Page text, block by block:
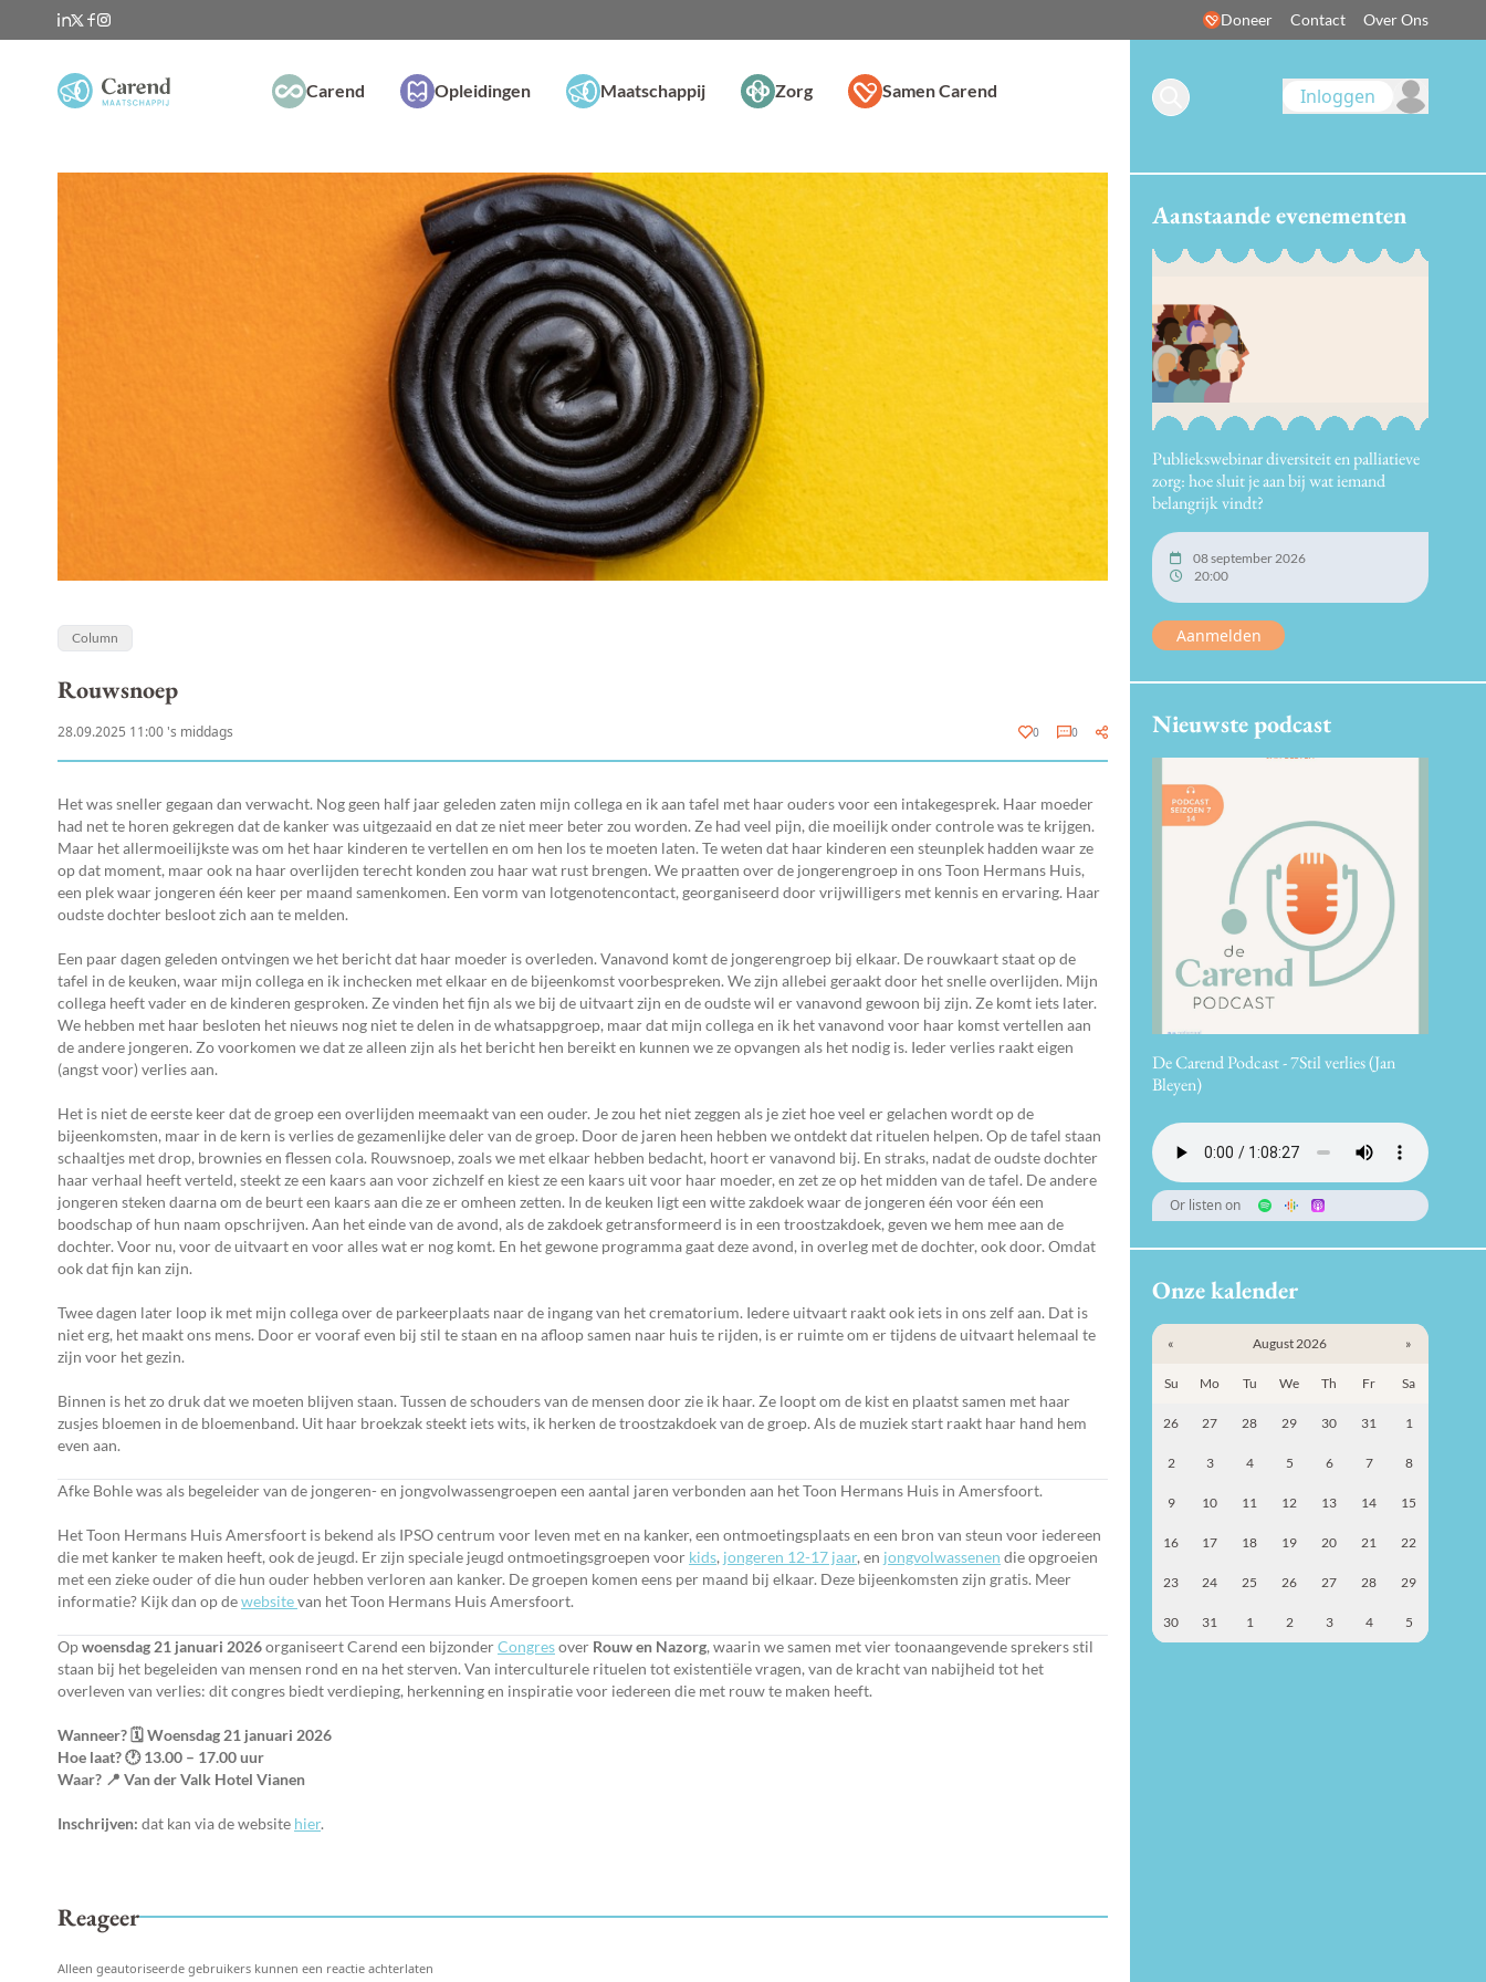
Doneer Contact Over Ons
Carend Opleidingen Maatschappij Zorg Samen Carend
Column
Rouwsnoep
28.09.2025 11:00 's middags 0 0
Het was sneller gegaan dan verwacht. Nog geen half jaar geleden zaten mijn collega en ik aan tafel met haar ouders voor een intakegesprek. Haar moeder
had net te horen gekregen dat de kanker was uitgezaaid en dat ze niet meer beter zou worden. Ze had veel pijn, die moeilijk onder controle was te krijgen.
Maar het allermoeilijkste was om het haar kinderen te vertellen en om hen los te moeten laten. Te weten dat haar kinderen een steunplek hadden waar ze
op dat moment, maar ook na haar overlijden terecht konden zou haar wat rust brengen. We praatten over de jongerengroep in ons Toon Hermans Huis,
een plek waar jongeren één keer per maand samenkomen. Een vorm van lotgenotencontact, georganiseerd door vrijwilligers met kennis en ervaring. Haar
oudste dochter besloot zich aan te melden.
Een paar dagen geleden ontvingen we het bericht dat haar moeder is overleden. Vanavond komt de jongerengroep bij elkaar. De rouwkaart staat op de
tafel in de keuken, waar mijn collega en ik inchecken met elkaar en de bijeenkomst voorbespreken. We zijn allebei geraakt door het snelle overlijden. Mijn
collega heeft vader en de kinderen gesproken. Ze vinden het fijn als we bij de uitvaart zijn en de oudste wil er vanavond gewoon bij zijn. Ze komt iets later.
We hebben met haar besloten het nieuws nog niet te delen in de whatsappgroep, maar dat mijn collega en ik het vanavond voor haar komst vertellen aan
de andere jongeren. Zo voorkomen we dat ze alleen zijn als het bericht hen bereikt en kunnen we ze opvangen als het nodig is. Ieder verlies raakt eigen
(angst voor) verlies aan.
Het is niet de eerste keer dat de groep een overlijden meemaakt van een ouder. Je zou het niet zeggen als je ziet hoe veel er gelachen wordt op de
bijeenkomsten, maar in de kern is verlies de gezamenlijke deler van de groep. Door de jaren heen hebben we ontdekt dat rituelen helpen. Op de tafel staan
schaaltjes met drop, brownies en flessen cola. Rouwsnoep, zoals we met elkaar hebben bedacht, hoort er vanavond bij. En straks, nadat de oudste dochter
haar verhaal heeft verteld, steekt ze een kaars aan voor zichzelf en kiest ze een kaars uit voor haar moeder, en zet ze op het midden van de tafel. De andere
jongeren steken daarna om de beurt een kaars aan die ze er omheen zetten. In de keuken ligt een witte zakdoek waar de jongeren één voor één een
boodschap of hun naam opschrijven. Aan het einde van de avond, als de zakdoek getransformeerd is in een troostzakdoek, geven we hem mee aan de
dochter. Voor nu, voor de uitvaart en voor alles wat er nog komt. En het gewone programma gaat deze avond, in overleg met de dochter, ook door. Omdat
ook dat fijn kan zijn.
Twee dagen later loop ik met mijn collega over de parkeerplaats naar de ingang van het crematorium. Iedere uitvaart raakt ook iets in ons zelf aan. Dat is
niet erg, het maakt ons mens. Door er vooraf even bij stil te staan en na afloop samen naar huis te rijden, is er ruimte om er tijdens de uitvaart helemaal te
zijn voor het gezin.
Binnen is het zo druk dat we moeten blijven staan. Tussen de schouders van de mensen door zie ik haar. Ze loopt om de kist en plaatst samen met haar
zusjes bloemen in de bloemenband. Uit haar broekzak steekt iets wits, ik herken de troostzakdoek van de groep. Als de muziek start raakt haar hand hem
even aan.
Afke Bohle was als begeleider van de jongeren- en jongvolwassengroepen een aantal jaren verbonden aan het Toon Hermans Huis in Amersfoort.
Het Toon Hermans Huis Amersfoort is bekend als IPSO centrum voor leven met en na kanker, een ontmoetingsplaats en een bron van steun voor iedereen
die met kanker te maken heeft, ook de jeugd. Er zijn speciale jeugd ontmoetingsgroepen voor kids, jongeren 12-17 jaar, en jongvolwassenen die opgroeien
met een zieke ouder of die hun ouder hebben verloren aan kanker. De groepen komen eens per maand bij elkaar. Deze bijeenkomsten zijn gratis. Meer
informatie? Kijk dan op dewebsitevan het Toon Hermans Huis Amersfoort.
Opwoensdag 21 januari 2026organiseert Carend een bijzonderCongresover Rouw en Nazorg, waarin we samen met vier toonaangevende sprekers stil
staan bij het begeleiden van mensen rond en na het sterven. Van interculturele rituelen tot existentiële vragen, van de kracht van nabijheid tot het
overleven van verlies: dit congres biedt verdieping, herkenning en inspiratie voor iedereen die met rouw te maken heeft.
Wanneer? 🗓️ Woensdag 21 januari 2026
Hoe laat? 🕐 13.00 – 17.00 uur
Waar? 📍 Van der Valk Hotel Vianen
Inschrijven: dat kan via de website hier.
Reageer
Alleen geautoriseerde gebruikers kunnen een reactie achterlaten
Inloggen
Aanstaande evenementen
Publiekswebinar diversiteit en palliatieve
zorg: hoe sluit je aan bij wat iemand
belangrijk vindt?
08 september 2026
20:00
Aanmelden
Nieuwste podcast
De Carend Podcast - 7Stil verlies (Jan
Bleyen)
Or listen on
Onze kalender
« August 2026 »
Su Mo Tu We Th Fr Sa
26 27 28 29 30 31 1
2 3 4 5 6 7 8
9 10 11 12 13 14 15
16 17 18 19 20 21 22
23 24 25 26 27 28 29
30 31 1 2 3 4 5